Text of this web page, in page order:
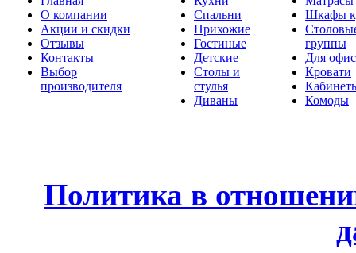
О компании
Акции и скидки
Отзывы
Контакты
Выбор
производителя
Спальни
Прихожие
Гостиные
Детские
Столы и
стулья
Диваны
Шкафы
группы
Для
Кровати
Комоды
Политика в